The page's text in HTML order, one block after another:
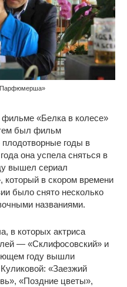
фильме «Белка в колесе»
был фильм
годы в
она успела сняться в
вышел сериал
который в скором времени
было снято несколько
названиями.
в которых актриса
— «Склифосовский» и
году вышли
«Заезжий
«Поздние цветы»,